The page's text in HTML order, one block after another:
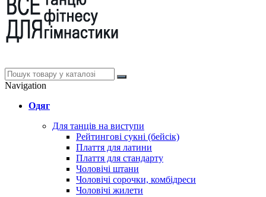
Navigation
Одяг
Для танців на виступи
Рейтингові сукні (бейсік)
Плаття для латини
Плаття для стандарту
Чоловічі штани
Чоловічі сорочки, комбідреси
Чоловічі жилети